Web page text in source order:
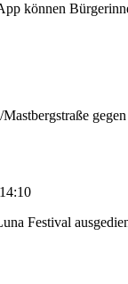
können
Festival